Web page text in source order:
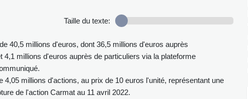
Taille du texte:
40,5 millions d'euros, dont 36,5 millions d'euros auprès
millions d'euros auprès de particuliers via la plateforme
4,05 millions d'actions, au prix de 10 euros l'unité, représentant une
de l'action Carmat au 11 avril 2022.